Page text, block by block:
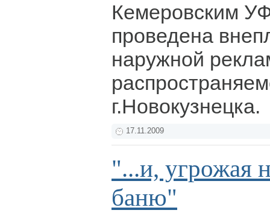
Кемеровским
проведена
наружной
г.Новокузнецка.
17.11.2009
"...и, угрожая
баню"